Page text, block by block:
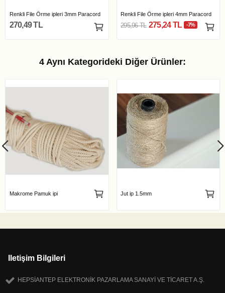
Renkli File Örme ipleri 3mm Paracord
270,49 TL
Renkli File Örme ipleri 4mm Paracord
295,96 TL 275,24 TL -7%
4 Aynı Kategorideki Diğer Ürünler:
Makrome Pamuk ipi Jut ip 1.5mm
Iletişim Bilgileri
HEPSİANTEP ELEKTRONİK PAZARLAMA SANAYİ VE TİCARET A.Ş.